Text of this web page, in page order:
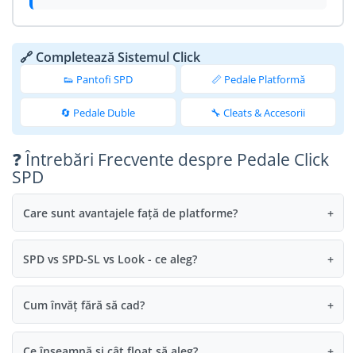
🔗 Completează Sistemul Click
👟 Pantofi SPD 📏 Pedale Platformă
🔄 Pedale Duble 🔧 Cleats & Accesorii
❓ Întrebări Frecvente despre Pedale Click
SPD
Care sunt avantajele față de platforme? +
SPD vs SPD-SL vs Look - ce aleg? +
Cum învăț fără să cad? +